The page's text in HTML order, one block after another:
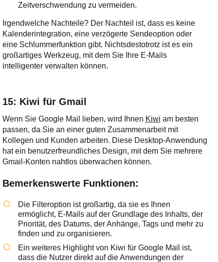
Zeitverschwendung zu vermeiden.
Irgendwelche Nachteile? Der Nachteil ist, dass es keine
Kalenderintegration, eine verzögerte Sendeoption oder
eine Schlummerfunktion gibt. Nichtsdestotrotz ist es ein
großartiges Werkzeug, mit dem Sie Ihre E-Mails
intelligenter verwalten können.
15: Kiwi für Gmail
Wenn Sie Google Mail lieben, wird Ihnen Kiwi am besten
passen, da Sie an einer guten Zusammenarbeit mit
Kollegen und Kunden arbeiten. Diese Desktop-Anwendung
hat ein benutzerfreundliches Design, mit dem Sie mehrere
Gmail-Konten nahtlos überwachen können.
Bemerkenswerte Funktionen:
Die Filteroption ist großartig, da sie es Ihnen
ermöglicht, E-Mails auf der Grundlage des Inhalts, der
Priorität, des Datums, der Anhänge, Tags und mehr zu
finden und zu organisieren.
Ein weiteres Highlight von Kiwi für Google Mail ist,
dass die Nutzer direkt auf die Anwendungen der